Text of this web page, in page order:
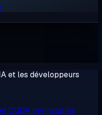
et les développeurs
CUDA préinstallés